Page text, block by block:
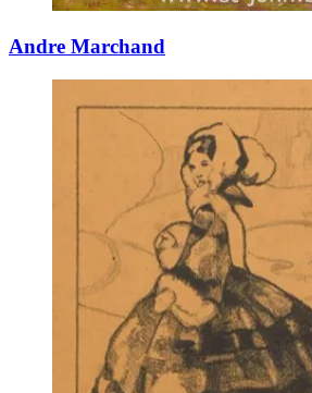
Andre Marchand